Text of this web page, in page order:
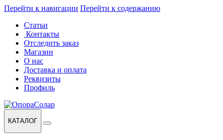
Перейти к навигации Перейти к содержанию
Статьи
Контакты
Отследить заказ
Магазин
О нас
Доставка и оплата
Реквизиты
Профиль
КАТАЛОГ